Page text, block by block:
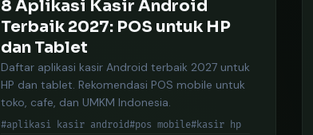
8 Aplikasi Kasir Android
Terbaik 2027: POS untuk HP
dan Tablet
Daftar aplikasi kasir Android terbaik 2027 untuk
HP dan tablet. Rekomendasi POS mobile untuk
toko, cafe, dan UMKM Indonesia.
#aplikasi kasir android#pos mobile#kasir hp